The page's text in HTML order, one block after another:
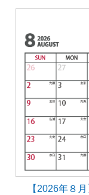
【2026年